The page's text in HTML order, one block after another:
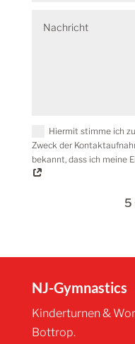
Hiermit stimme ich
Zweck der
bekannt, dass ich meine
5
NJ-Gymnastics
Kinderturnen &
Bottrop.